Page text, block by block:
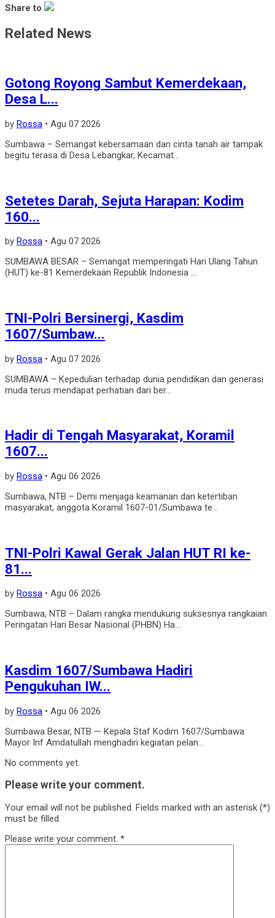
Share to
Related News
Gotong Royong Sambut Kemerdekaan,
Desa L...
by Rossa • Agu 07 2026
Sumbawa – Semangat kebersamaan dan cinta tanah air tampak
begitu terasa di Desa Lebangkar, Kecamat...
Setetes Darah, Sejuta Harapan: Kodim
160...
by Rossa • Agu 07 2026
SUMBAWA BESAR – Semangat memperingati Hari Ulang Tahun
(HUT) ke-81 Kemerdekaan Republik Indonesia ...
TNI-Polri Bersinergi, Kasdim
1607/Sumbaw...
by Rossa • Agu 07 2026
SUMBAWA – Kepedulian terhadap dunia pendidikan dan generasi
muda terus mendapat perhatian dari ber...
Hadir di Tengah Masyarakat, Koramil
1607...
by Rossa • Agu 06 2026
Sumbawa, NTB – Demi menjaga keamanan dan ketertiban
masyarakat, anggota Koramil 1607-01/Sumbawa te...
TNI-Polri Kawal Gerak Jalan HUT RI ke-
81...
by Rossa • Agu 06 2026
Sumbawa, NTB – Dalam rangka mendukung suksesnya rangkaian
Peringatan Hari Besar Nasional (PHBN) Ha...
Kasdim 1607/Sumbawa Hadiri
Pengukuhan IW...
by Rossa • Agu 06 2026
Sumbawa Besar, NTB — Kepala Staf Kodim 1607/Sumbawa
Mayor Inf Amdatullah menghadiri kegiatan pelan...
No comments yet.
Please write your comment.
Your email will not be published. Fields marked with an asterisk (*)
must be filled.
Please write your comment. *